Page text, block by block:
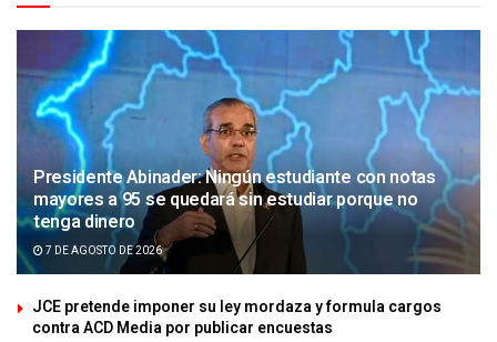
Presidente Abinader: Ningún estudiante con notas
mayores a 95 se quedará sin estudiar porque no
tenga dinero
7 DE AGOSTO DE 2026
JCE pretende imponer su ley mordaza y formula cargos
contra ACD Media por publicar encuestas